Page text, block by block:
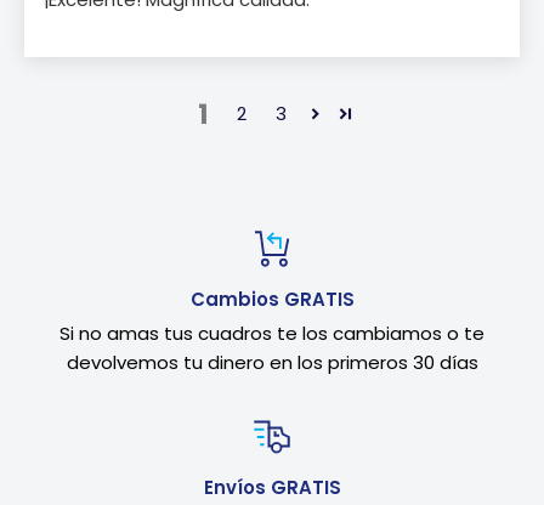
1 2 3
Cambios GRATIS
Si no amas tus cuadros te los cambiamos o te
devolvemos tu dinero en los primeros 30 días
Envíos GRATIS